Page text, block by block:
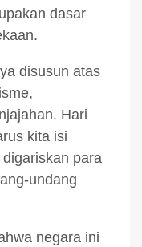
dasar
disusun atas
Hari
kita isi
para
undang
negara ini